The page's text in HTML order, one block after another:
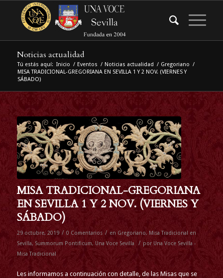
Noticias actualidad
Tú estás aquí: Inicio / Eventos / Noticias actualidad / Gregoriano /
MISA TRADICIONAL-GREGORIANA EN SEVILLA 1 Y 2 NOV. (VIERNES Y
SÁBADO)
MISA TRADICIONAL-GREGORIANA
EN SEVILLA 1 Y 2 NOV. (VIERNES Y
SÁBADO)
29 octubre, 2019 / 0 Comentarios / en Gregoriano, Misa Tradicional en
Sevilla, Summorum Pontificum,Una Voce Sevilla / por Una Voce Sevilla -
Misa Tradicional
Les informamos a continuación con detalle, de las Misas que se